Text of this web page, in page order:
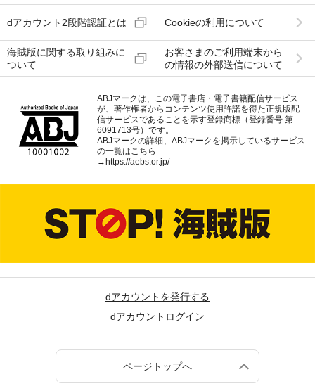
dアカウント2段階認証とは Cookieの利用について
海賊版に関する取り組みに
ついて
お客さまのご利用端末から
の情報の外部送信について
ABJマークは、この電子書店・電子書籍配信サービス
が、著作権者からコンテンツ使用許諾を得た正規版配
信サービスであることを示す登録商標（登録番号 第
6091713号）です。
ABJマークの詳細、ABJマークを掲示しているサービス
の一覧はこちら
→ https://aebs.or.jp/
dアカウントを発行する
dアカウントログイン
ページトップへ